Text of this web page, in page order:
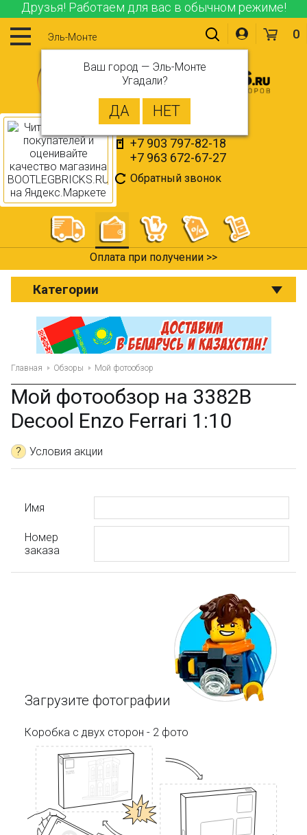
Друзья! Работаем для вас в обычном режиме!
Эль-Монте
Ваш город — Эль-Монте
Угадали?
+7 903 797-82-18
+7 963 672-67-27
Обратный звонок
0
Оплата при получении >>
Категории
Главная Обзоры Мой фотообзор
Мой фотообзор на 3382B
Decool Enzo Ferrari 1:10
? Условия акции
Имя
Номер
заказа
Загрузите фотографии
Коробка с двух сторон - 2 фото